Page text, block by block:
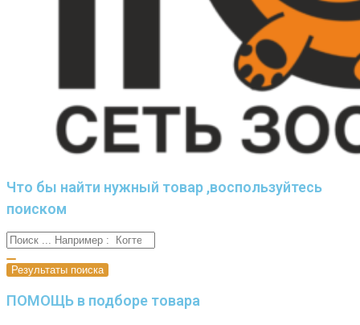
Что бы найти нужный товар ,воспользуйтесь
поиском
Результаты поиска
ПОМОЩЬ в подборе товара